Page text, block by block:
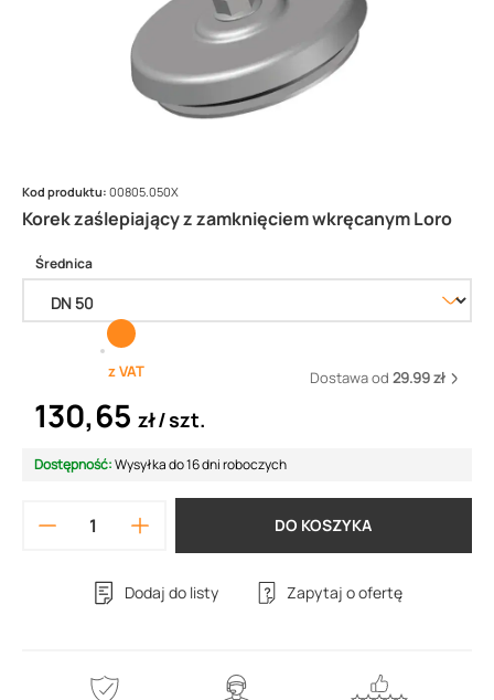
Korek zaślepiający z zamknięciem wkręcanym Loro
Kod produktu: 00805.050X
Średnica
z VAT Dostawa od 29.99 zł
130,65 zł szt.
Dostępność:Wysyłka do 16 dni roboczych
DO KOSZYKA
Dodaj do listy Zapytaj o ofertę